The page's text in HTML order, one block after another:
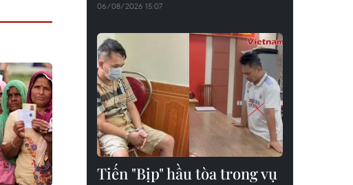
06/08/2026 15:07
Tiến "Bịp" hầu tòa trong vụ